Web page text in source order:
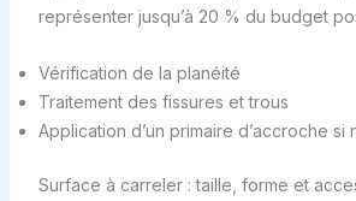
représenter jusqu’à 20 % du budget
Vérification de la planéité
Traitement des fissures et trous
Application d’un primaire d’accroche si
Surface à carreler : taille, forme et